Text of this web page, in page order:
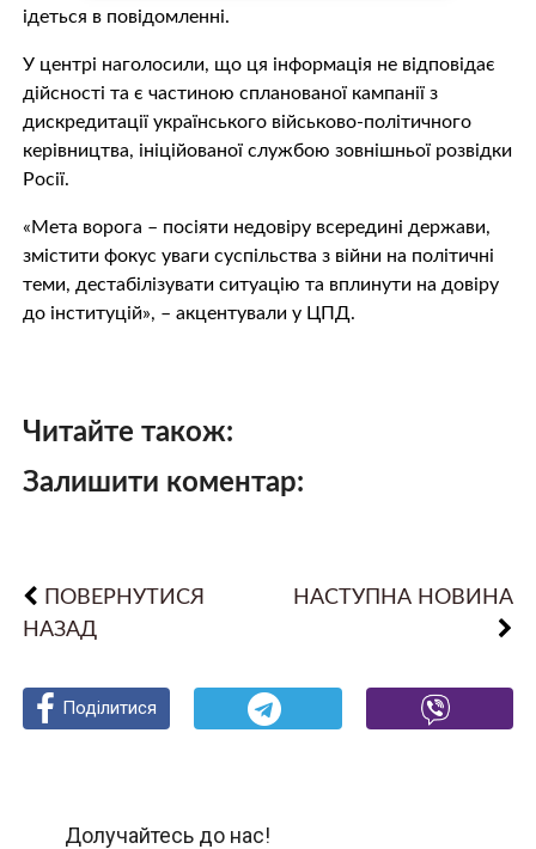
ідеться в повідомленні.
У центрі наголосили, що ця інформація не відповідає
дійсності та є частиною спланованої кампанії з
дискредитації українського військово-політичного
керівництва, ініційованої службою зовнішньої розвідки
Росії.
«Мета ворога – посіяти недовіру всередині держави,
змістити фокус уваги суспільства з війни на політичні
теми, дестабілізувати ситуацію та вплинути на довіру
до інституцій», – акцентували у ЦПД.
Читайте також:
Залишити коментар:
ПОВЕРНУТИСЯ
НАЗАД
НАСТУПНА НОВИНА
Поділитися
Долучайтесь до нас!